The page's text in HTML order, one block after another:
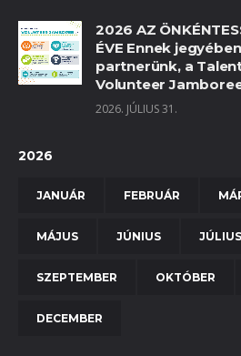
2026 AZ
ÉVE Ennek
partnerünk, a
Volunteer
2026. JÚLIUS 31.
2026
JANUÁR FEBRUÁR
MÁJUS JÚNIUS JÚLIUS
SZEPTEMBER OKTÓBER
DECEMBER